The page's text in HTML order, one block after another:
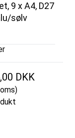
9 x A4, D27
sølv
DKK